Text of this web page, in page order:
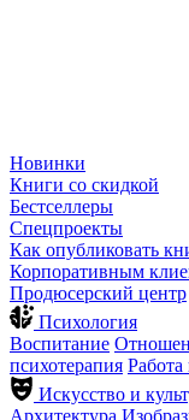
Новинки
Книги со скидкой
Бестселлеры
Спецпроекты
Как опубликовать
Корпоративным
Продюсерский центр
Психология
Воспитание
психотерапия Работа
Искусство и
Архитектура